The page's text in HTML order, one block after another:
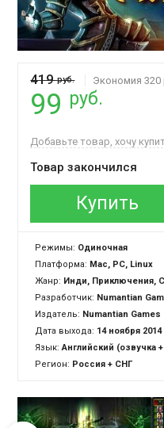
419руб. Экономия 320
99 руб.
Добавьте товар, хочу
Товар закончился
Купить
Режимы: Одиночная
Платформа: Mac, PC, Linux
Жанр: Инди, Приключения,
Разработчик: Numantian
Издатель: Numantian Games
Дата выхода: 14 ноября 2014
Язык:Английский (озвучка +
Регион: Россия + СНГ